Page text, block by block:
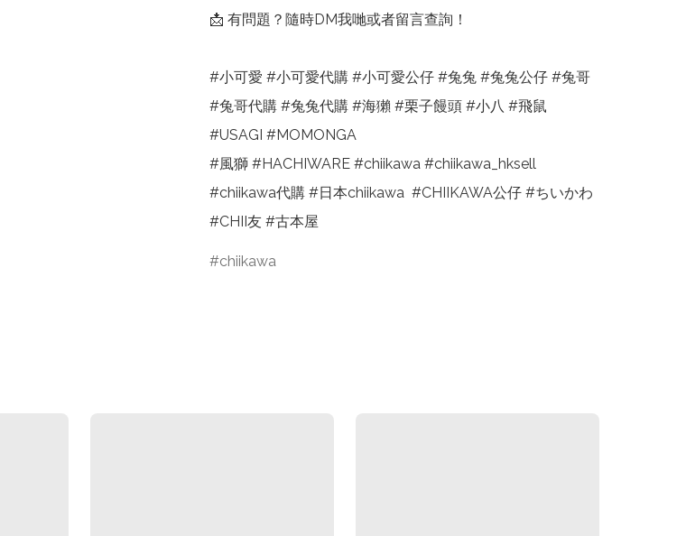
📩 有問題？隨時DM我哋或者留言查詢！
#小可愛 #小可愛代購 #小可愛公仔 #兔兔 #兔兔公仔 #兔哥
#兔哥代購 #兔兔代購 #海獺 #栗子饅頭 #小八 #飛鼠
#USAGI #MOMONGA
#風獅 #HACHIWARE #chiikawa #chiikawa_hksell
#chiikawa代購 #日本chiikawa  #CHIIKAWA公仔 #ちいかわ
#CHII友 #古本屋
chiikawa